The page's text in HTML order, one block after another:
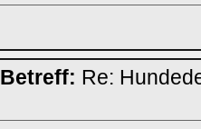
Betreff: Re: